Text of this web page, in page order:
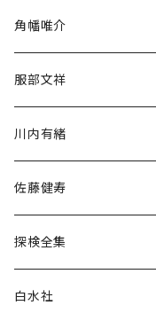
民族・風習
言語・ことば
角幡唯介
服部文祥
川内有緒
佐藤健寿
探検全集
白水社